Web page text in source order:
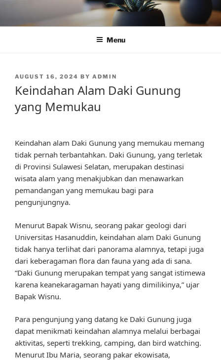
content
Menu
POSTED
AUGUST 16, 2024 BY ADMIN
Keindahan Alam Daki Gunung
yang Memukau
Keindahan alam Daki Gunung yang memukau memang
tidak pernah terbantahkan. Daki Gunung, yang terletak
di Provinsi Sulawesi Selatan, merupakan destinasi
wisata alam yang menakjubkan dan menawarkan
pemandangan yang memukau bagi para
pengunjungnya.
Menurut Bapak Wisnu, seorang pakar geologi dari
Universitas Hasanuddin, keindahan alam Daki Gunung
tidak hanya terlihat dari panorama alamnya, tetapi juga
dari keberagaman flora dan fauna yang ada di sana.
“Daki Gunung merupakan tempat yang sangat istimewa
karena keanekaragaman hayati yang dimilikinya,” ujar
Bapak Wisnu.
Para pengunjung yang datang ke Daki Gunung juga
dapat menikmati keindahan alamnya melalui berbagai
aktivitas, seperti trekking, camping, dan bird watching.
Menurut Ibu Maria, seorang pakar ekowisata,